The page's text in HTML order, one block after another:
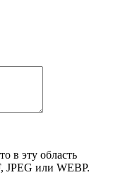
в эту область
JPEG или WEBP.